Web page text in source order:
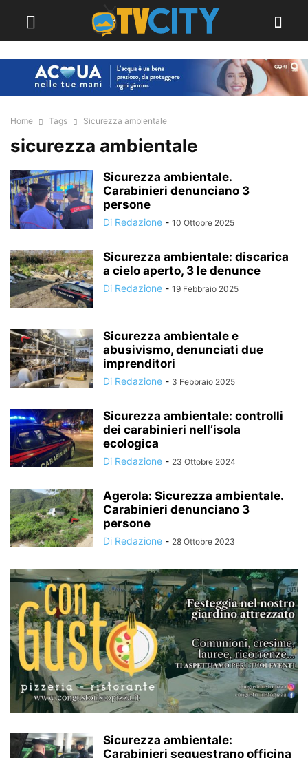
Home Tags Sicurezza ambientale
sicurezza ambientale
Sicurezza ambientale.
Carabinieri denunciano 3
persone
Di Redazione - 10 Ottobre 2025
Sicurezza ambientale: discarica
a cielo aperto, 3 le denunce
Di Redazione - 19 Febbraio 2025
Sicurezza ambientale e
abusivismo, denunciati due
imprenditori
Di Redazione - 3 Febbraio 2025
Sicurezza ambientale: controlli
dei carabinieri nell’isola
ecologica
Di Redazione - 23 Ottobre 2024
Agerola: Sicurezza ambientale.
Carabinieri denunciano 3
persone
Di Redazione - 28 Ottobre 2023
Sicurezza ambientale:
Carabinieri sequestrano officina